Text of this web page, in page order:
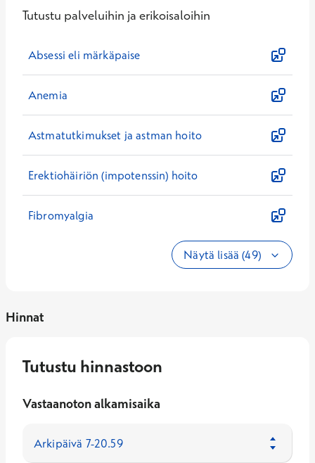
Tutustu palveluihin ja erikoisaloihin
Absessi eli märkäpaise
Anemia
Astmatutkimukset ja astman hoito
Erektiohäiriön (impotenssin) hoito
Fibromyalgia
Näytä lisää (49)
Hinnat
Tutustu hinnastoon
Vastaanoton alkamisaika